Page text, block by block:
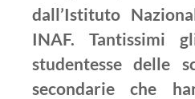
dall’Istituto
INAF. Tantissimi
studentesse delle
secondarie che